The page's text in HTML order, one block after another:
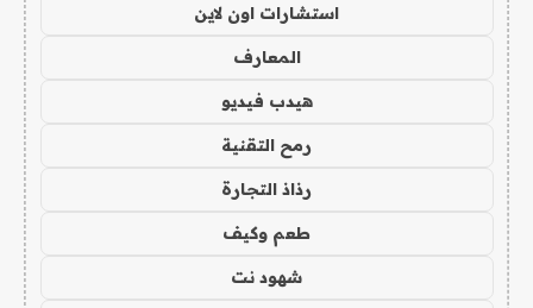
استشارات اون لاين
المعارف
هيدب فيديو
رمح التقنية
رذاذ التجارة
طعم وكيف
شهود نت